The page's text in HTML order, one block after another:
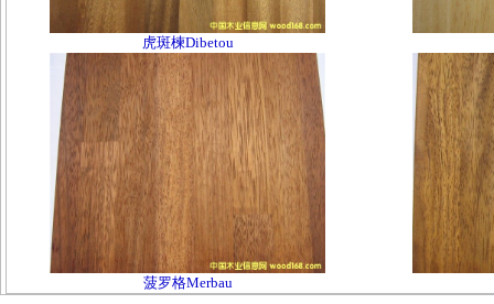
虎斑楝Dibetou
菠罗格Merbau